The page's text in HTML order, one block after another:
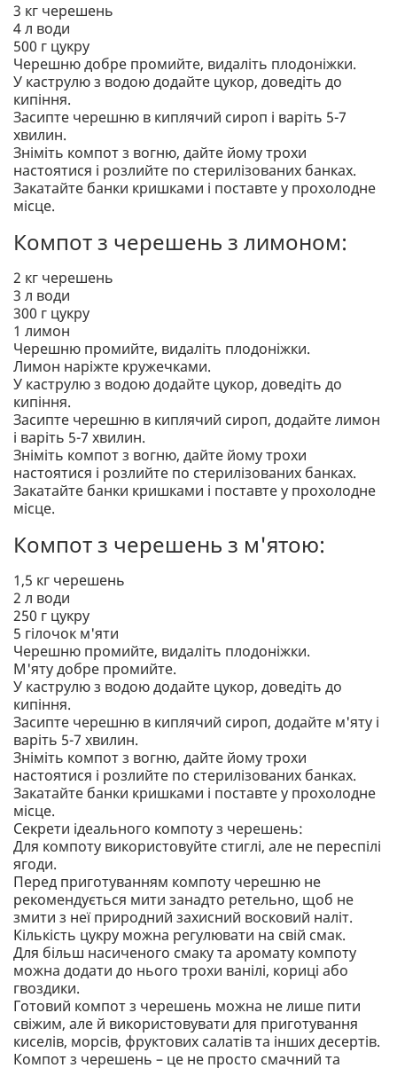
3 кг черешень
4 л води
500 г цукру
Черешню добре промийте, видаліть плодоніжки.
У каструлю з водою додайте цукор, доведіть до
кипіння.
Засипте черешню в киплячий сироп і варіть 5-7
хвилин.
Зніміть компот з вогню, дайте йому трохи
настоятися і розлийте по стерилізованих банках.
Закатайте банки кришками і поставте у прохолодне
місце.
Компот з черешень з лимоном:
2 кг черешень
3 л води
300 г цукру
1 лимон
Черешню промийте, видаліть плодоніжки.
Лимон наріжте кружечками.
У каструлю з водою додайте цукор, доведіть до
кипіння.
Засипте черешню в киплячий сироп, додайте лимон
і варіть 5-7 хвилин.
Зніміть компот з вогню, дайте йому трохи
настоятися і розлийте по стерилізованих банках.
Закатайте банки кришками і поставте у прохолодне
місце.
Компот з черешень з м'ятою:
1,5 кг черешень
2 л води
250 г цукру
5 гілочок м'яти
Черешню промийте, видаліть плодоніжки.
М'яту добре промийте.
У каструлю з водою додайте цукор, доведіть до
кипіння.
Засипте черешню в киплячий сироп, додайте м'яту і
варіть 5-7 хвилин.
Зніміть компот з вогню, дайте йому трохи
настоятися і розлийте по стерилізованих банках.
Закатайте банки кришками і поставте у прохолодне
місце.
Секрети ідеального компоту з черешень:
Для компоту використовуйте стиглі, але не переспілі
ягоди.
Перед приготуванням компоту черешню не
рекомендується мити занадто ретельно, щоб не
змити з неї природний захисний восковий наліт.
Кількість цукру можна регулювати на свій смак.
Для більш насиченого смаку та аромату компоту
можна додати до нього трохи ванілі, кориці або
гвоздики.
Готовий компот з черешень можна не лише пити
свіжим, але й використовувати для приготування
киселів, морсів, фруктових салатів та інших десертів.
Компот з черешень – це не просто смачний та